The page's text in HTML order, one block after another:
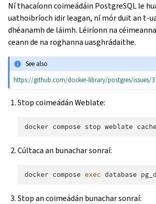
Ní thacaíonn coimeádáin PostgreSQL le
uathoibríoch idir leagan, ní mór duit an t-
dhéanamh de láimh. Léiríonn na
ceann de na roghanna uasghrádaithe.
See also
https://github.com/docker-library/postgres/issues/
Stop coimeádán Weblate:
docker compose stop weblate
Cúltaca an bunachar sonraí:
docker compose exec database
Stop an coimeádán bunachar sonraí: